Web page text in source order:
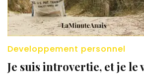
Developpement personnel
Je suis introvertie, et je le